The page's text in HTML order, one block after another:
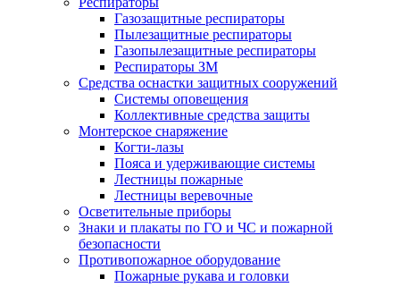
Газозащитные респираторы
Пылезащитные респираторы
Газопылезащитные респираторы
Респираторы ЗМ
Средства оснастки защитных сооружений
Системы оповещения
Коллективные средства защиты
Монтерское снаряжение
Когти-лазы
Пояса и удерживающие системы
Лестницы пожарные
Лестницы веревочные
Осветительные приборы
Знаки и плакаты по ГО и ЧС и пожарной
безопасности
Противопожарное оборудование
Пожарные рукава и головки